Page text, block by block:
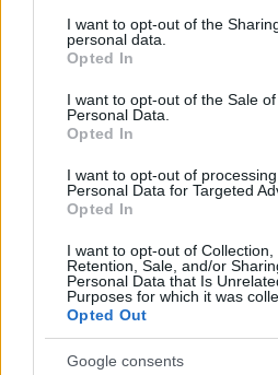
not limited to your visit or usage
grant or deny consent to Google
use your data for below specified
consent section.
I want to opt-out of the
personal data.
Opted In
I want to opt-out of the Sale
Personal Data.
Opted In
I want to opt-out of
Personal Data for Targeted
Opted In
I want to opt-out of Collection,
Retention, Sale, and/or
Personal Data that Is
Purposes for which it was
Opted Out
Google consents
Szentendrei Kulturális Nonprofit
ügyvezetője (balról a hatodik
meg,majd bemutatta a jelenlévő
A sajtótájékoztatón Orlai Tibor, az
vezetője is felszólalt. Elmondta,
melynek mintapéldája a
Teátrum programjából egy másik
Lengyel Nagy Anna újságíró 40
hétköznapi emberek történeteit,